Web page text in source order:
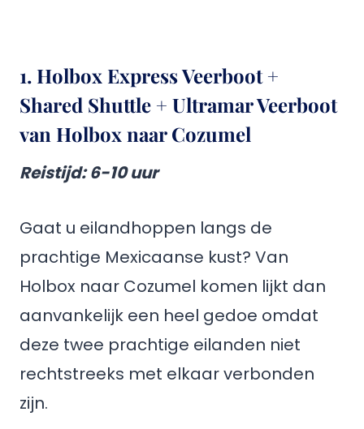
1. Holbox Express Veerboot +
Shared Shuttle + Ultramar Veerboot
van Holbox naar Cozumel
Reistijd: 6-10 uur
Gaat u eilandhoppen langs de
prachtige Mexicaanse kust? Van
Holbox naar Cozumel komen lijkt dan
aanvankelijk een heel gedoe omdat
deze twee prachtige eilanden niet
rechtstreeks met elkaar verbonden
zijn.